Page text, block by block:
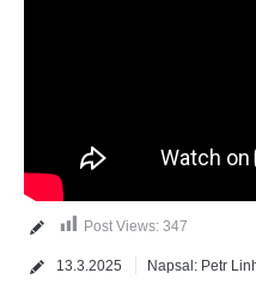
Post Views: 347
13.3.2025 Napsal: Petr